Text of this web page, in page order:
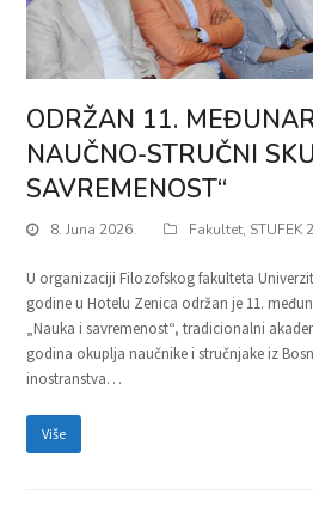
ODRŽAN 11.
NAUČNO-STRUČNI
SAVREMENOST“
8. Juna 2026. Fakultet, STUFEK
U organizaciji Filozofskog fakulteta
godine u Hotelu Zenica održan je 11.
„Nauka i savremenost“, tradicionalni
godina okuplja naučnike i stručnjake iz
inostranstva…
Više